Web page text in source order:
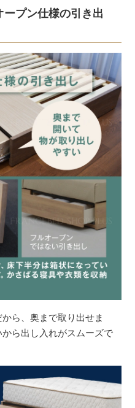
プン仕様の引き出
ら、奥まで取り出せま
ら出し入れがスムーズで